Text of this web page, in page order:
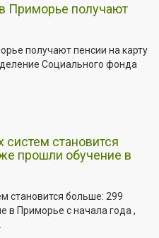
Приморье получают
получают пенсии на карту
Социального фонда
становится
прошли обучение в
становится больше: 299
в Приморье с начала года ,